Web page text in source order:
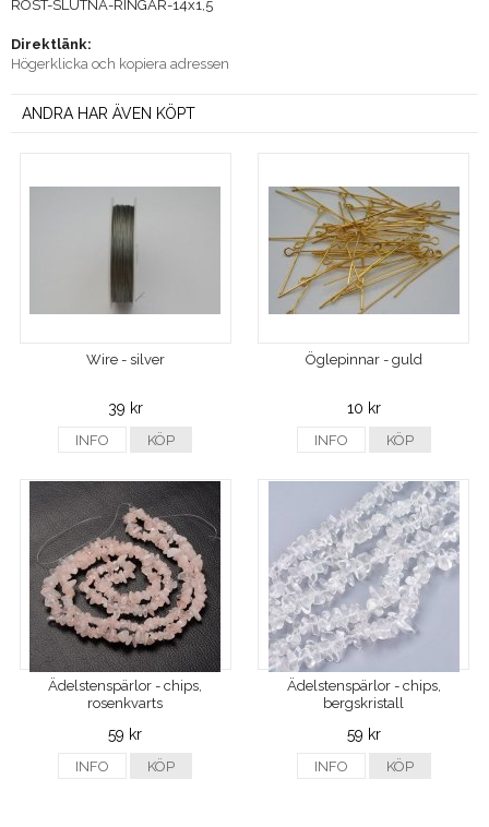
ROST-SLUTNA-RINGAR-14x1,5
Direktlänk:
Högerklicka och kopiera adressen
ANDRA HAR ÄVEN KÖPT
Wire - silver
39 kr
INFO KÖP
Öglepinnar - guld
10 kr
INFO KÖP
Ädelstenspärlor - chips,
rosenkvarts
59 kr
INFO KÖP
Ädelstenspärlor - chips,
bergskristall
59 kr
INFO KÖP